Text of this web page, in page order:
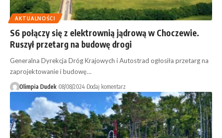
AKTUALNOŚCI
S6 połączy się z elektrownią jądrową w Choczewie.
Ruszył przetarg na budowę drogi
Generalna Dyrekcja Dróg Krajowych i Autostrad ogłosiła przetarg na
zaprojektowanie i budowę…
Olimpia Dudek 08/08/2024 Dodaj komentarz